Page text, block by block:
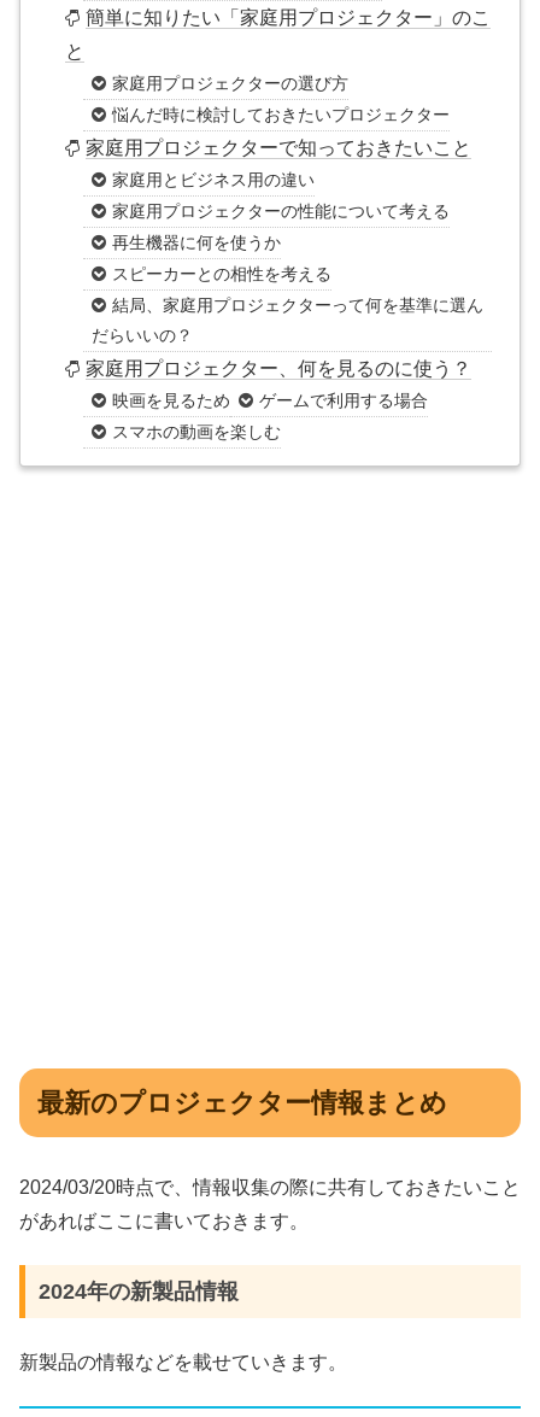
簡単に知りたい「家庭用プロジェクター」のこ
と
家庭用プロジェクターの選び方
悩んだ時に検討しておきたいプロジェクター
家庭用プロジェクターで知っておきたいこと
家庭用とビジネス用の違い
家庭用プロジェクターの性能について考える
再生機器に何を使うか
スピーカーとの相性を考える
結局、家庭用プロジェクターって何を基準に選ん
だらいいの？
家庭用プロジェクター、何を見るのに使う？
映画を見るため
ゲームで利用する場合
スマホの動画を楽しむ
最新のプロジェクター情報まとめ
2024/03/20時点で、情報収集の際に共有しておきたいこと
があればここに書いておきます。
2024年の新製品情報
新製品の情報などを載せていきます。